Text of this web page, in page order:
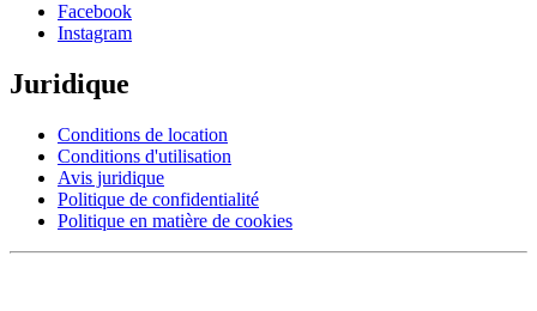
Facebook
Instagram
Juridique
Conditions de location
Conditions d'utilisation
Avis juridique
Politique de confidentialité
Politique en matière de cookies